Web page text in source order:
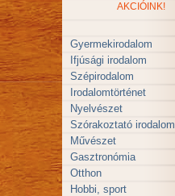
AKCIÓINK!
Gyermekirodalom
Ifjúsági irodalom
Szépirodalom
Irodalomtörténet
Nyelvészet
Szórakoztató irodalom
Művészet
Gasztronómia
Otthon
Hobbi, sport